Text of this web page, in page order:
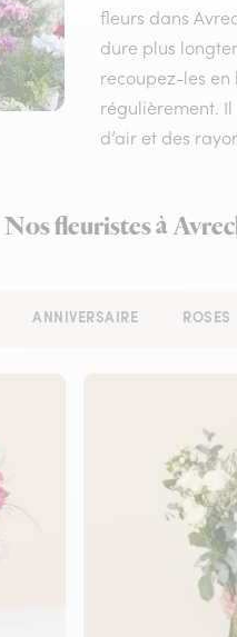
fleurs dans
dure plus
recoupez-les en
régulièrement. Il
d’air et des
Nos fleuristes à
ANNIVERSAIRE ROSES